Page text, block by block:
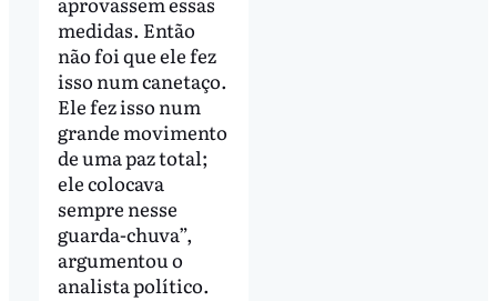
medidas. Então
não foi que ele fez
isso num canetaço.
Ele fez isso num
grande movimento
de uma paz total;
ele colocava
sempre nesse
guarda-chuva”,
argumentou o
analista político.